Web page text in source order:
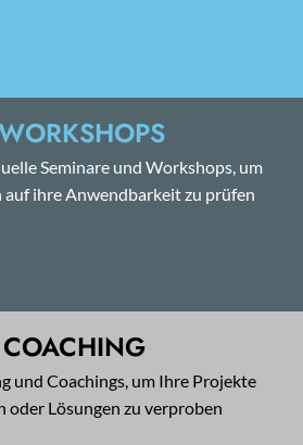
Seminare und Workshops, um
ihre Anwendbarkeit zu prüfen
und Coachings, um Ihre Projekte
oder Lösungen zu verproben